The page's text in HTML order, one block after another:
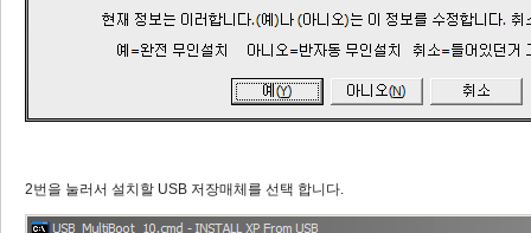
2번을 눌러서 설치할 USB 저장매체를 선택 합니다.